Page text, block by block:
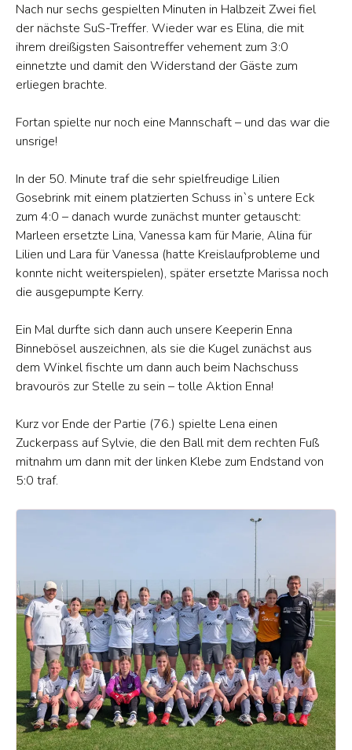
Nach nur sechs gespielten Minuten in Halbzeit Zwei fiel
der nächste SuS-Treffer. Wieder war es Elina, die mit
ihrem dreißigsten Saisontreffer vehement zum 3:0
einnetzte und damit den Widerstand der Gäste zum
erliegen brachte.
Fortan spielte nur noch eine Mannschaft – und das war die
unsrige!
In der 50. Minute traf die sehr spielfreudige Lilien
Gosebrink mit einem platzierten Schuss in`s untere Eck
zum 4:0 – danach wurde zunächst munter getauscht:
Marleen ersetzte Lina, Vanessa kam für Marie, Alina für
Lilien und Lara für Vanessa (hatte Kreislaufprobleme und
konnte nicht weiterspielen), später ersetzte Marissa noch
die ausgepumpte Kerry.
Ein Mal durfte sich dann auch unsere Keeperin Enna
Binnebösel auszeichnen, als sie die Kugel zunächst aus
dem Winkel fischte um dann auch beim Nachschuss
bravourös zur Stelle zu sein – tolle Aktion Enna!
Kurz vor Ende der Partie (76.) spielte Lena einen
Zuckerpass auf Sylvie, die den Ball mit dem rechten Fuß
mitnahm um dann mit der linken Klebe zum Endstand von
5:0 traf.